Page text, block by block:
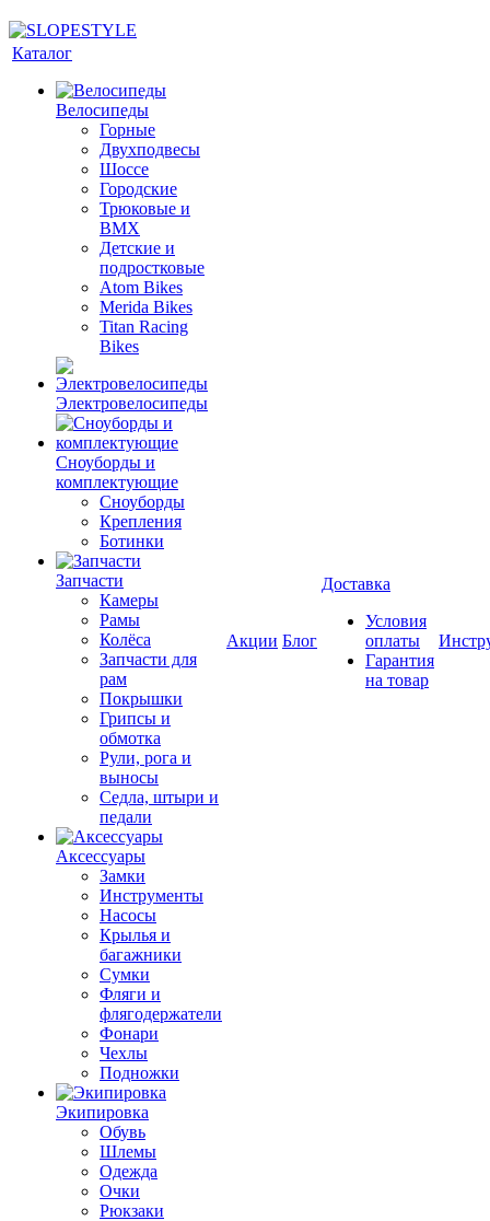
Каталог
Велосипеды
Горные
Двухподвесы
Шоссе
Городские
Трюковые и
BMX
Детские и
подростковые
Atom Bikes
Merida Bikes
Titan Racing
Bikes
Электровелосипеды
Cноуборды и
комплектующие
Сноуборды
Крепления
Ботинки
Запчасти
Камеры
Рамы
Колёса
Запчасти для
рам
Покрышки
Грипсы и
обмотка
Рули, рога и
выносы
Седла, штыри и
педали
Аксессуары
Замки
Инструменты
Насосы
Крылья и
багажники
Сумки
Фляги и
флягодержатели
Фонари
Чехлы
Подножки
Экипировка
Обувь
Шлемы
Одежда
Очки
Рюкзаки
Акции Блог
Доставка
Условия
оплаты
Гарантия
на товар